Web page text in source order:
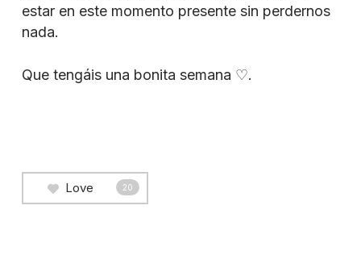
estar en este momento presente sin perdernos
nada.
Que tengáis una bonita semana ♡.
Love 20